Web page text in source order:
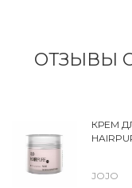
ОТЗЫВЫ
КРЕМ
JOJO